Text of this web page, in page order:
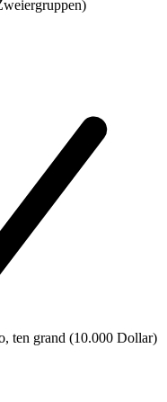
ten grand (10.000 Dollar)